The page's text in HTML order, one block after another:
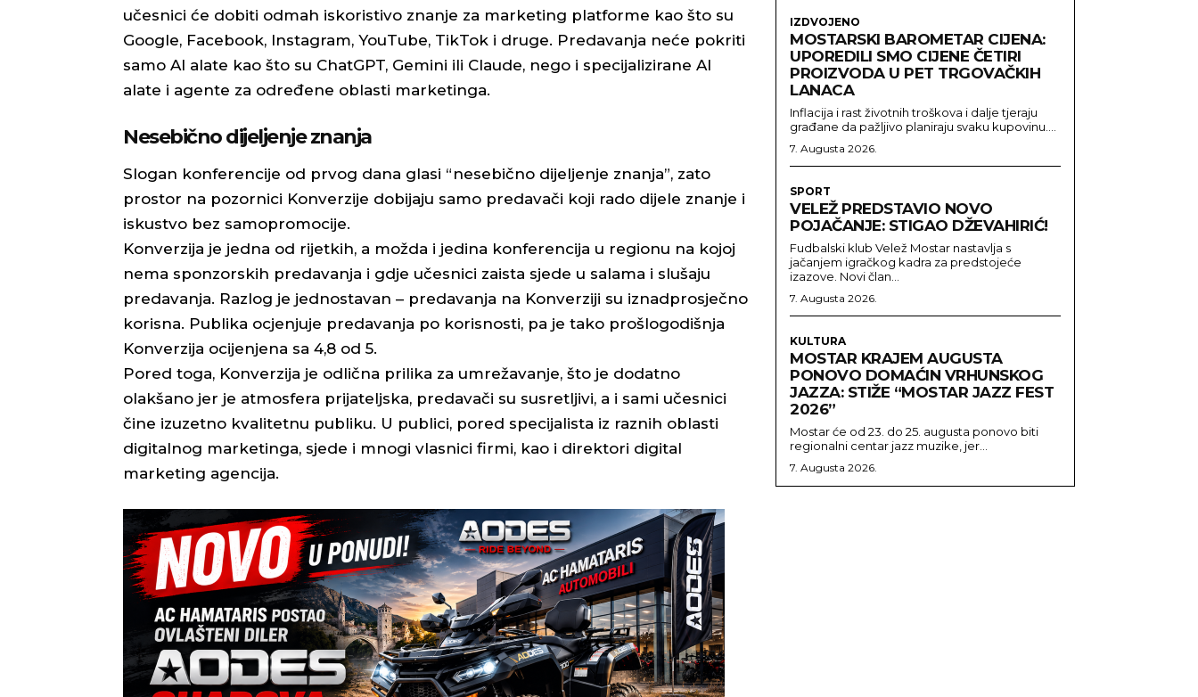
učesnici će dobiti odmah iskoristivo znanje za marketing platforme kao što su
Google, Facebook, Instagram, YouTube, TikTok i druge. Predavanja neće pokriti
samo AI alate kao što su ChatGPT, Gemini ili Claude, nego i specijalizirane AI
alate i agente za određene oblasti marketinga.
Nesebično dijeljenje znanja
Slogan konferencije od prvog dana glasi “nesebično dijeljenje znanja”, zato
prostor na pozornici Konverzije dobijaju samo predavači koji rado dijele znanje i
iskustvo bez samopromocije.
Konverzija je jedna od rijetkih, a možda i jedina konferencija u regionu na kojoj
nema sponzorskih predavanja i gdje učesnici zaista sjede u salama i slušaju
predavanja. Razlog je jednostavan – predavanja na Konverziji su iznadprosječno
korisna. Publika ocjenjuje predavanja po korisnosti, pa je tako prošlogodišnja
Konverzija ocijenjena sa 4,8 od 5.
Pored toga, Konverzija je odlična prilika za umrežavanje, što je dodatno
olakšano jer je atmosfera prijateljska, predavači su susretljivi, a i sami učesnici
čine izuzetno kvalitetnu publiku. U publici, pored specijalista iz raznih oblasti
digitalnog marketinga, sjede i mnogi vlasnici firmi, kao i direktori digital
marketing agencija.
IZDVOJENO
MOSTARSKI BAROMETAR CIJENA:
UPOREDILI SMO CIJENE ČETIRI
PROIZVODA U PET TRGOVAČKIH
LANACA
Inflacija i rast životnih troškova i dalje tjeraju
građane da pažljivo planiraju svaku kupovinu....
7. Augusta 2026.
SPORT
VELEŽ PREDSTAVIO NOVO
POJAČANJE: STIGAO DŽEVAHIRIĆ!
Fudbalski klub Velež Mostar nastavlja s
jačanjem igračkog kadra za predstojeće
izazove. Novi član...
7. Augusta 2026.
KULTURA
MOSTAR KRAJEM AUGUSTA
PONOVO DOMAĆIN VRHUNSKOG
JAZZA: STIŽE “MOSTAR JAZZ FEST
2026”
Mostar će od 23. do 25. augusta ponovo biti
regionalni centar jazz muzike, jer...
7. Augusta 2026.